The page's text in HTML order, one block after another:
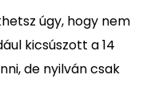
úgy, hogy nem
kicsúszott a 14
de nyilván csak